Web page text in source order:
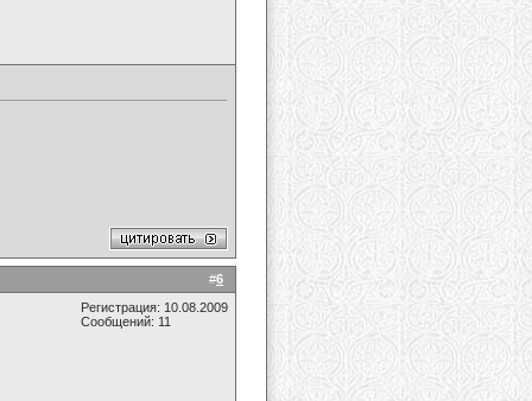
#6
Регистрация: 10.08.2009
Сообщений: 11